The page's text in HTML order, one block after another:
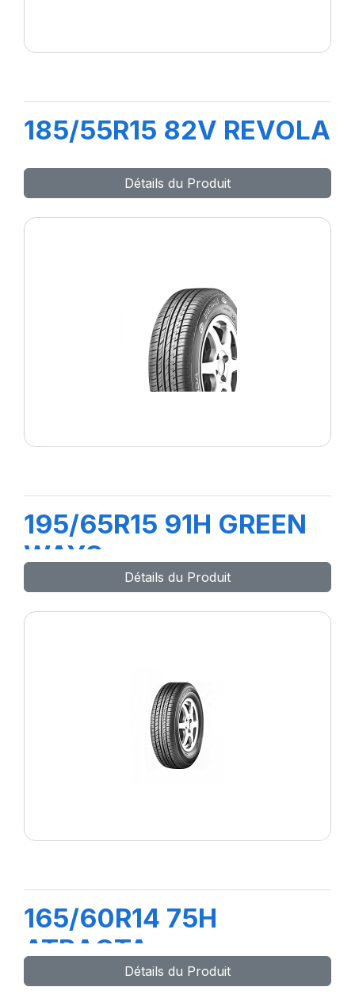
185/55R15 82V REVOLA
Détails du Produit
195/65R15 91H GREEN
WAYS
Détails du Produit
165/60R14 75H
ATRACTA
Détails du Produit